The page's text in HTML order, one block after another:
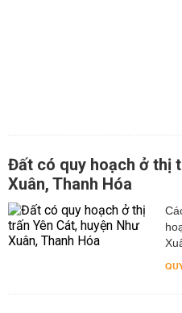
Đất có quy hoạch ở thị
Xuân, Thanh Hóa